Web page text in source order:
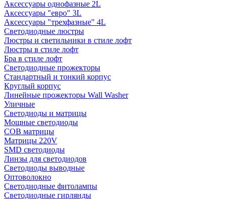
Аксессуары однофазные 2L
Аксессуары "евро" 3L
Аксессуары "трехфазные" 4L
Светодиодные люстры
Люстры и светильники в стиле лофт
Люстры в стиле лофт
Бра в стиле лофт
Светодиодные прожекторы
Стандартный и тонкий корпус
Круглый корпус
Линейные прожекторы Wall Washer
Уличные
Светодиоды и матрицы
Мощные светодиоды
COB матрицы
Матрицы 220V
SMD светодиоды
Линзы для светодиодов
Светодиоды выводные
Оптоволокно
Светодиодные фитолампы
Светодиодные гирлянды